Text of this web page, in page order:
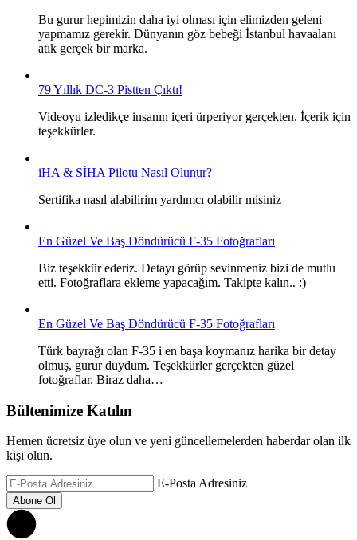
Bu gurur hepimizin daha iyi olması için elimizden geleni
yapmamız gerekir. Dünyanın göz bebeği İstanbul havaalanı
atık gerçek bir marka.
79 Yıllık DC-3 Pistten Çıktı!
Videoyu izledikçe insanın içeri ürperiyor gerçekten. İçerik için
teşekkürler.
iHA & SİHA Pilotu Nasıl Olunur?
Sertifika nasıl alabilirim yardımcı olabilir misiniz
En Güzel Ve Baş Döndürücü F-35 Fotoğrafları
Biz teşekkür ederiz. Detayı görüp sevinmeniz bizi de mutlu
etti. Fotoğraflara ekleme yapacağım. Takipte kalın.. :)
En Güzel Ve Baş Döndürücü F-35 Fotoğrafları
Türk bayrağı olan F-35 i en başa koymanız harika bir detay
olmuş, gurur duydum. Teşekkürler gerçekten güzel
fotoğraflar. Biraz daha…
Bültenimize Katılın
Hemen ücretsiz üye olun ve yeni güncellemelerden haberdar olan ilk
kişi olun.
E-Posta Adresiniz